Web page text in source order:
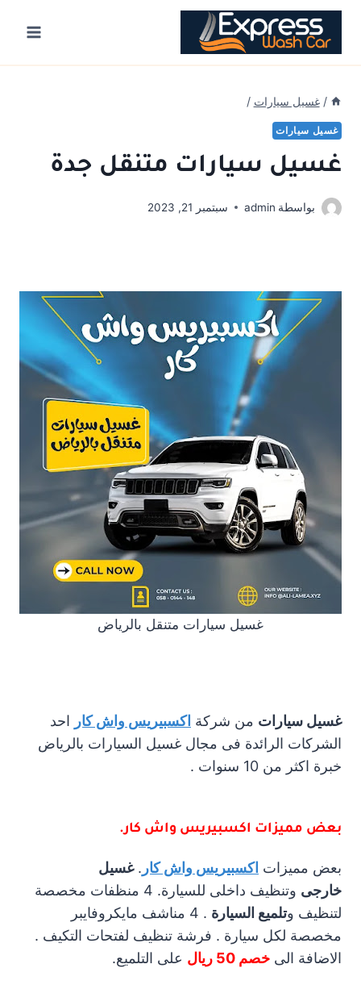
Skip
content
/ غسيل سيارات /
غسيل سيارات
غسيل سيارات متنقل جدة
بواسطة admin سبتمبر 21, 2023
غسيل سيارات متنقل بالرياض
غسيل سيارات من شركة اكسبيريس واش كار احد
الشركات الرائدة فى مجال غسيل السيارات بالرياض
خبرة اكثر من 10 سنوات .
بعض مميزات اكسبيريس واش كار.
بعض مميزات اكسبيريس واش كار .غسيل
خارجى
وتنظيف داخلى للسيارة. 4 منظفات مخصصة
لتنظيف وتلميع السيارة
. 4 مناشف مايكروفايبر
مخصصة لكل سيارة . فرشة تنظيف لفتحات التكيف .
الاضافة الى خصم 50 ريال على التلميع.